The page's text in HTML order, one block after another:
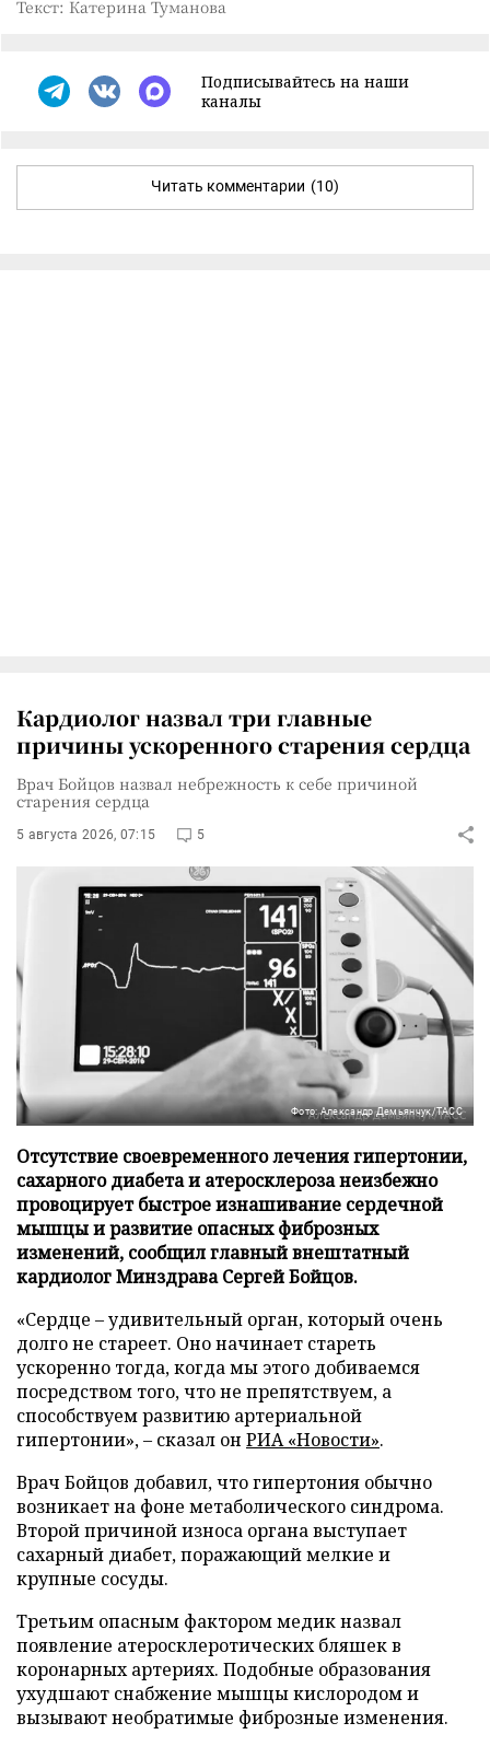
Текст: Катерина Туманова
Подписывайтесь на наши
каналы
Читать комментарии (10)
Кардиолог назвал три главные
причины ускоренного старения сердца
Врач Бойцов назвал небрежность к себе причиной
старения сердца
5 августа 2026, 07:15 5
Фото: Александр Демьянчук/ТАСС
Отсутствие своевременного лечения гипертонии,
сахарного диабета и атеросклероза неизбежно
провоцирует быстрое изнашивание сердечной
мышцы и развитие опасных фиброзных
изменений, сообщил главный внештатный
кардиолог Минздрава Сергей Бойцов.
«Сердце – удивительный орган, который очень
долго не стареет. Оно начинает стареть
ускоренно тогда, когда мы этого добиваемся
посредством того, что не препятствуем, а
способствуем развитию артериальной
гипертонии», – сказал он РИА «Новости».
Врач Бойцов добавил, что гипертония обычно
возникает на фоне метаболического синдрома.
Второй причиной износа органа выступает
сахарный диабет, поражающий мелкие и
крупные сосуды.
Третьим опасным фактором медик назвал
появление атеросклеротических бляшек в
коронарных артериях. Подобные образования
ухудшают снабжение мышцы кислородом и
вызывают необратимые фиброзные изменения.